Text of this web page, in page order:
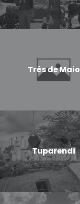
Três de Maio
Tuparendi